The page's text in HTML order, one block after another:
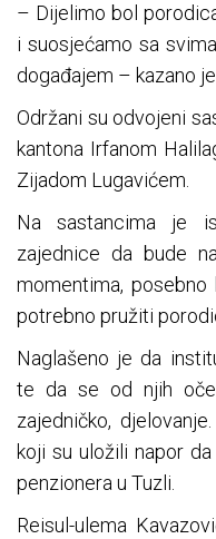
– Dijelimo bol
i suosjećamo sa
događajem – kazano
Održani su odvojeni
kantona Irfanom
Zijadom Lugavićem.
Na sastancima je
zajednice da bude
momentima,
potrebno pružiti
Naglašeno je da
te da se od njih
zajedničko,
koji su uložili napor
penzionera u Tuzli.
Reisul-ulema